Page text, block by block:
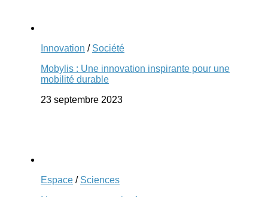
Innovation / Société
Mobylis : Une innovation inspirante pour une
mobilité durable
23 septembre 2023
Espace / Sciences